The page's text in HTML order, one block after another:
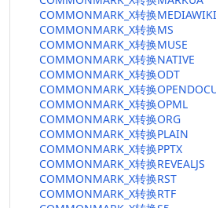
COMMONMARK_X转换MEDIAWIKI
COMMONMARK_X转换MS
COMMONMARK_X转换MUSE
COMMONMARK_X转换NATIVE
COMMONMARK_X转换ODT
COMMONMARK_X转换
COMMONMARK_X转换OPML
COMMONMARK_X转换ORG
COMMONMARK_X转换PLAIN
COMMONMARK_X转换PPTX
COMMONMARK_X转换REVEALJS
COMMONMARK_X转换RST
COMMONMARK_X转换RTF